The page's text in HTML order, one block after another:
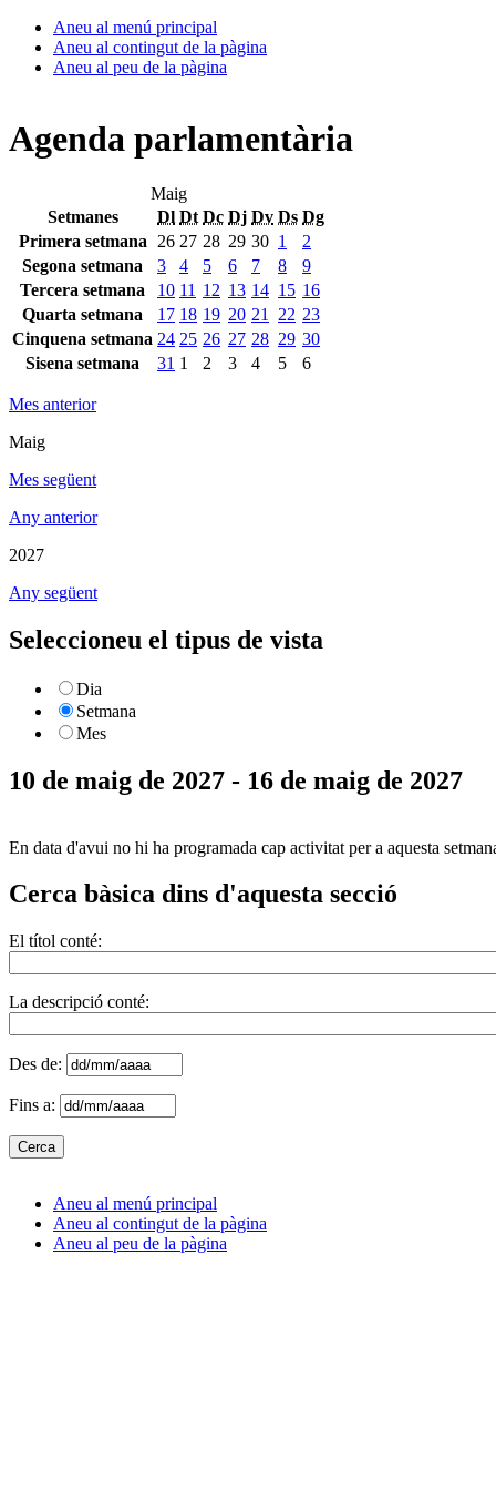
Aneu al menú principal
Aneu al contingut de la pàgina
Aneu al peu de la pàgina
Agenda parlamentària
Maig
Setmanes
Dl Dt Dc Dj Dv Ds Dg
Primera setmana
26 27 28 29 30 1
2
Segona setmana
3 4 5 6 7 8
9
Tercera setmana
10 11 12 13 14 15 16
Quarta setmana
17 18 19 20 21 22 23
Cinquena setmana 24 25 26 27 28 29 30
Sisena setmana
31 1 2 3 4 5 6
Mes anterior
Maig
Mes següent
Any anterior
2027
Any següent
Seleccioneu el tipus de vista
Dia
Setmana
Mes
10 de maig de 2027 - 16 de maig de 2027
En data d'avui no hi ha programada cap activitat per a aquesta
Cerca bàsica dins d'aquesta secció
El títol conté:
La descripció conté:
Des de:
Fins a:
Aneu al menú principal
Aneu al contingut de la pàgina
Aneu al peu de la pàgina